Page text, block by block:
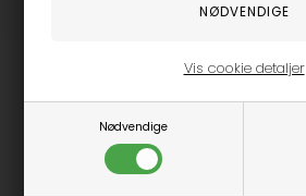
Nødvendige
Vis cookie detaljer